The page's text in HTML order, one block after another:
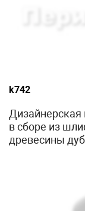
k742
Дизайнерская
в сборе из
древесины